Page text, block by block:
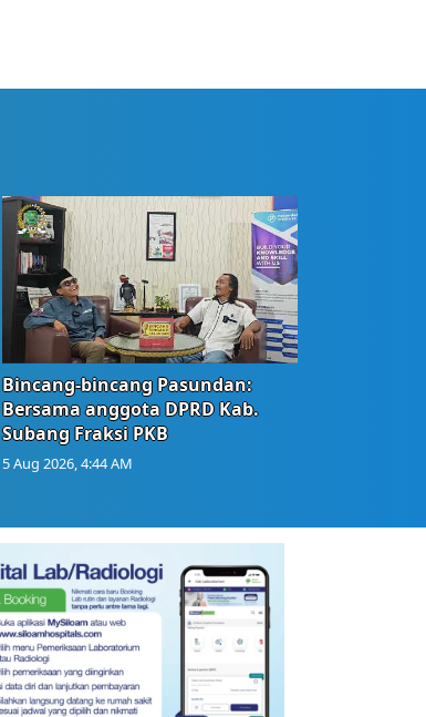
Bincang-bincang Pasundan:
Bersama anggota DPRD Kab.
Subang Fraksi PKB
5 Aug 2026, 4:44 AM